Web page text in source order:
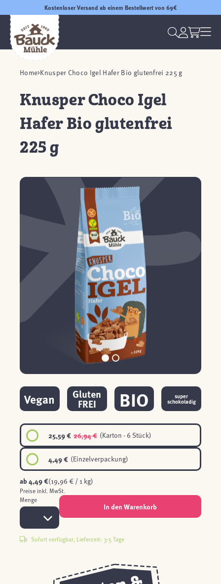
Kostenloser Versand ab einem Bestellwert von 69€
Home Knusper Choco Igel Hafer Bio glutenfrei 225 g
Vegan Gluten
FREI BIO super
schokoladig
Knusper Choco Igel
Hafer Bio glutenfrei
225 g
25,59 € 26,94 € (Karton - 6 Stück)
4,49 € (Einzelverpackung)
ab4,49 €(19,96 € / 1 kg)
Preise inkl. MwSt.
Menge
In den Warenkorb
Sofort verfügbar, Lieferzeit: 3-5 Tage